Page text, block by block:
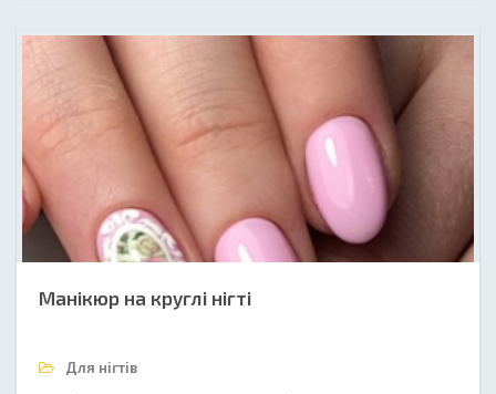
Манікюр на круглі нігті
Для нігтів